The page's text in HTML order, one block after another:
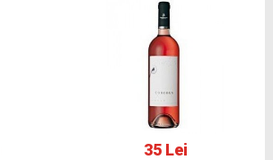
35 Lei